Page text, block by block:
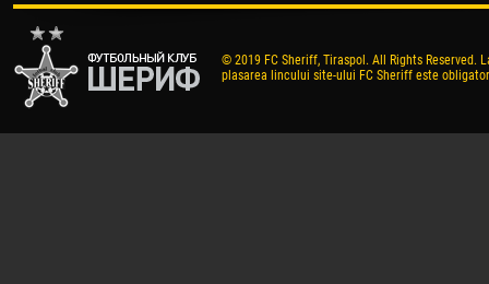
© 2019 FC Sheriff, Tiraspol. All Rights
plasarea lincului site-ului FC Sheriff este